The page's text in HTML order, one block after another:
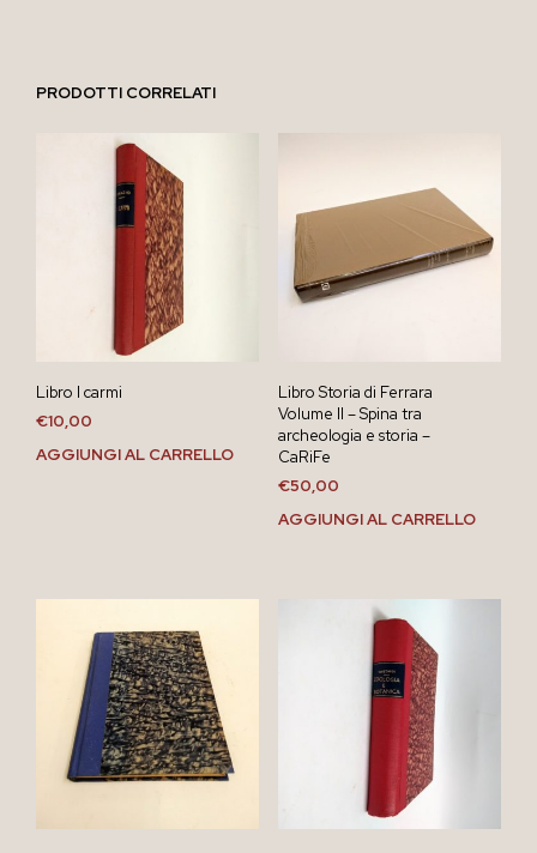
PRODOTTI CORRELATI
Libro I carmi
€10,00
AGGIUNGI AL CARRELLO
Libro Storia di Ferrara
Volume II – Spina tra
archeologia e storia –
CaRiFe
€50,00
AGGIUNGI AL CARRELLO